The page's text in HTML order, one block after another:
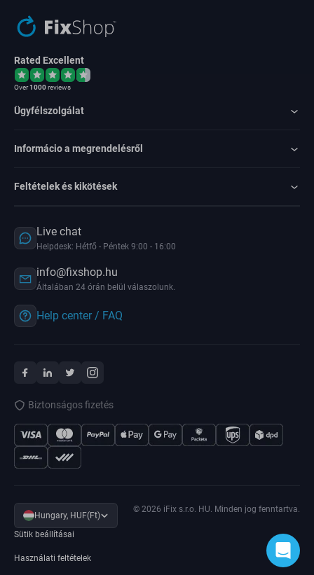
Rated Excellent
Over1000reviews
Ügyfélszolgálat
Informácio a megrendelésről
Feltételek és kikötések
Live chat
Helpdesk: Hétfő - Péntek 9:00 - 16:00
info@fixshop.hu
Általában 24 órán belül válaszolunk.
Help center / FAQ
Biztonságos fizetés
Hungary, HUF(Ft)
Sütik beállításai
Használati feltételek
© 2026 iFix s.r.o. HU. Minden jog fenntartva.